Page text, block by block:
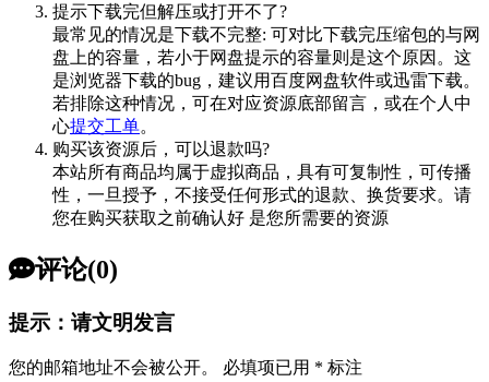
提示下载完但解压或打开不了?
最常见的情况是下载不完整: 可对比下载完压缩包的与网
盘上的容量，若小于网盘提示的容量则是这个原因。这
是浏览器下载的bug，建议用百度网盘软件或迅雷下载。
若排除这种情况，可在对应资源底部留言，或在个人中
心提交工单。
购买该资源后，可以退款吗?
本站所有商品均属于虚拟商品，具有可复制性，可传播
性，一旦授予，不接受任何形式的退款、换货要求。请
您在购买获取之前确认好 是您所需要的资源
评论(0)
提示：请文明发言
您的邮箱地址不会被公开。 必填项已用 * 标注